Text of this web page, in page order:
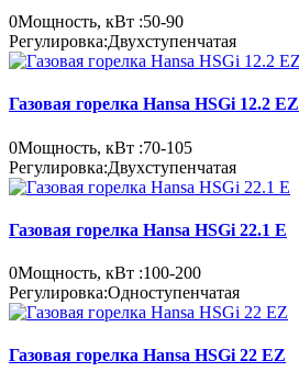
0Мощность, кВт :50-90
Регулировка:Двухступенчатая
Газовая горелка Hansa HSGi 12.2 EZ
0Мощность, кВт :70-105
Регулировка:Двухступенчатая
Газовая горелка Hansa HSGi 22.1 E
0Мощность, кВт :100-200
Регулировка:Одноступенчатая
Газовая горелка Hansa HSGi 22 EZ